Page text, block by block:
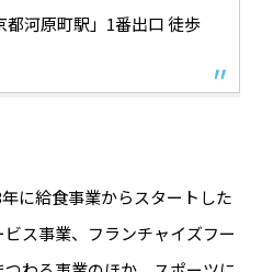
町駅」1番出口 徒歩
に給食事業からスタートした
ス事業、フランチャイズフー